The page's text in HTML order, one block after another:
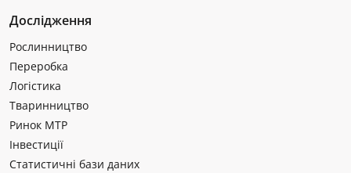
Дослідження
Рослинництво
Переробка
Логістика
Тваринництво
Ринок МТР
Інвестиції
Статистичні бази даних